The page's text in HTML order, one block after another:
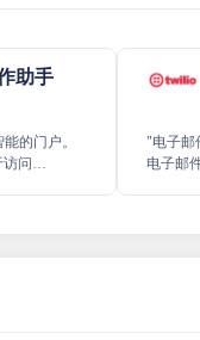
助手
的门户。
问
"电子邮
电子邮